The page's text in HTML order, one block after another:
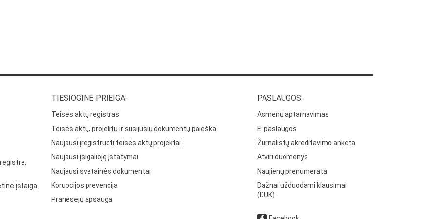
įstaiga
TIESIOGINĖ PRIEIGA:
Teisės aktų registras
Teisės aktų, projektų ir susijusių dokumentų paieška
Naujausi įregistruoti teisės aktų projektai
Naujausi įsigalioję įstatymai
Naujausi svetainės dokumentai
Korupcijos prevencija
Pranešėjų apsauga
PASLAUGOS:
Asmenų aptarnavimas
E. paslaugos
Žurnalistų akreditavimo anketa
Atviri duomenys
Naujienų prenumerata
Dažnai užduodami klausimai
(DUK)